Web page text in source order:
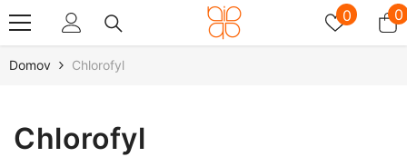
0
želaní
00
Domov Chlorofyl
Chlorofyl